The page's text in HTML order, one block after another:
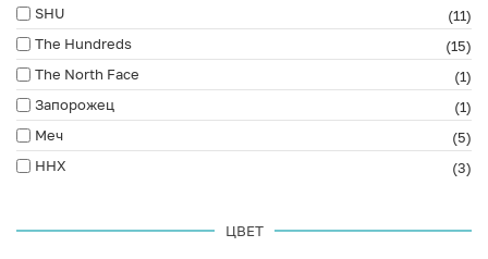
SHU
(11)
The Hundreds
(15)
The North Face
(1)
Запорожец
(1)
Меч
(5)
ННХ
(3)
ЦВЕТ